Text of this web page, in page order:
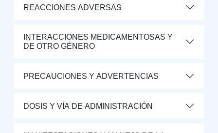
REACCIONES ADVERSAS
INTERACCIONES MEDICAMENTOSAS Y
DE OTRO GÉNERO
PRECAUCIONES Y ADVERTENCIAS
DOSIS Y VÍA DE ADMINISTRACIÓN